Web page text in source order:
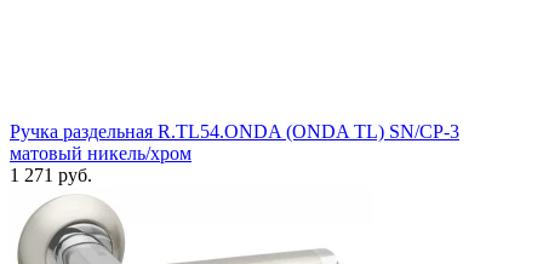
Ручка раздельная R.TL54.ONDA (ONDA TL) SN/CP-3
матовый никель/хром
1 271 руб.